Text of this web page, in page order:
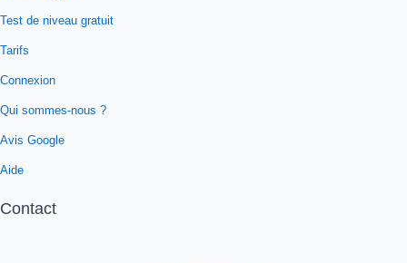
Test de niveau gratuit
Tarifs
Connexion
Qui sommes-nous ?
Avis Google
Aide
Contact